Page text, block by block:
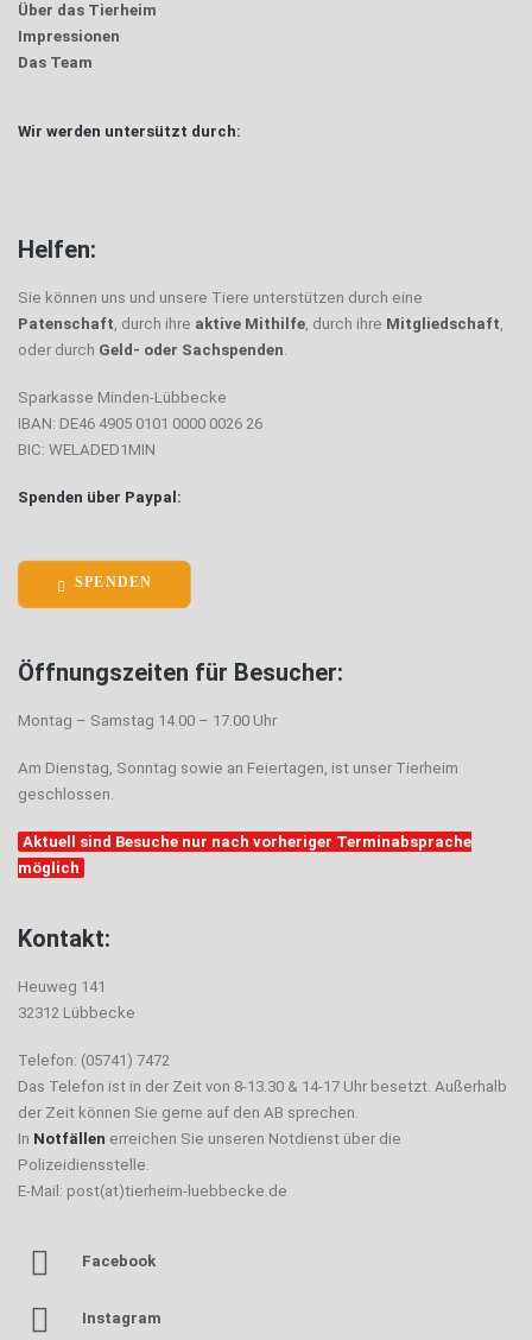
Über das Tierheim
Impressionen
Das Team
Wir werden untersützt durch:
Helfen:
Sie können uns und unsere Tiere unterstützen durch eine
Patenschaft, durch ihre aktive Mithilfe, durch ihre Mitgliedschaft,
oder durch Geld- oder Sachspenden.
Sparkasse Minden-Lübbecke
IBAN: DE46 4905 0101 0000 0026 26
BIC: WELADED1MIN
Spenden über Paypal:
SPENDEN
Öffnungszeiten für Besucher:
Montag – Samstag 14.00 – 17.00 Uhr
Am Dienstag, Sonntag sowie an Feiertagen, ist unser Tierheim
geschlossen.
Aktuell sind Besuche nur nach vorheriger Terminabsprache
möglich
Kontakt:
Heuweg 141
32312 Lübbecke
Telefon: (05741) 7472
Das Telefon ist in der Zeit von 8-13.30 & 14-17 Uhr besetzt. Außerhalb
der Zeit können Sie gerne auf den AB sprechen.
In Notfällen erreichen Sie unseren Notdienst über die
Polizeidiensstelle.
E-Mail: post(at)tierheim-luebbecke.de
Facebook
Instagram